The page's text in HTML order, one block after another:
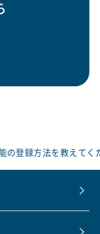
の登録方法を教えてく